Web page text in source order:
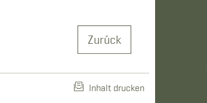
Zurück
Inhalt drucken